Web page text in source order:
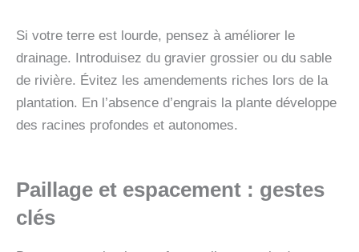
Si votre terre est lourde, pensez à améliorer le
drainage. Introduisez du gravier grossier ou du sable
de rivière. Évitez les amendements riches lors de la
plantation. En l’absence d’engrais la plante développe
des racines profondes et autonomes.
Paillage et espacement : gestes
clés